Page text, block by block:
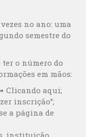
no ano: uma
semestre do
o número do
em mãos:
Clicando aqui;
inscrição”;
a página de